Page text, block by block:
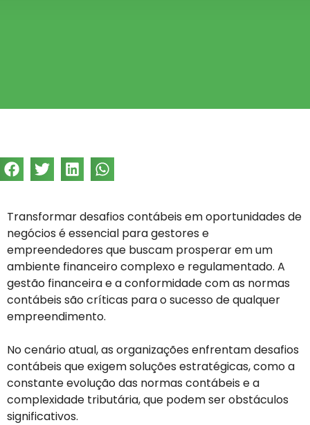
Transformar desafios contábeis em oportunidades de
negócios é essencial para gestores e
empreendedores que buscam prosperar em um
ambiente financeiro complexo e regulamentado. A
gestão financeira e a conformidade com as normas
contábeis são críticas para o sucesso de qualquer
empreendimento.
No cenário atual, as organizações enfrentam desafios
contábeis que exigem soluções estratégicas, como a
constante evolução das normas contábeis e a
complexidade tributária, que podem ser obstáculos
significativos.